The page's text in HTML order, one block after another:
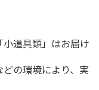
道具類」はお届け
の環境により、実